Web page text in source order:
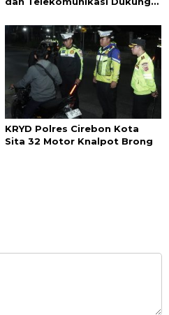
KRYD Polres Cirebon Kota
Sita 32 Motor Knalpot Brong